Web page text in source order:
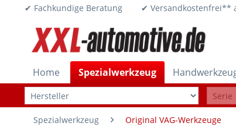
✔ Fachkundige Beratung ✔
Home Spezialwerkzeug
Spezialwerkzeug Original VAG-Werkzeuge